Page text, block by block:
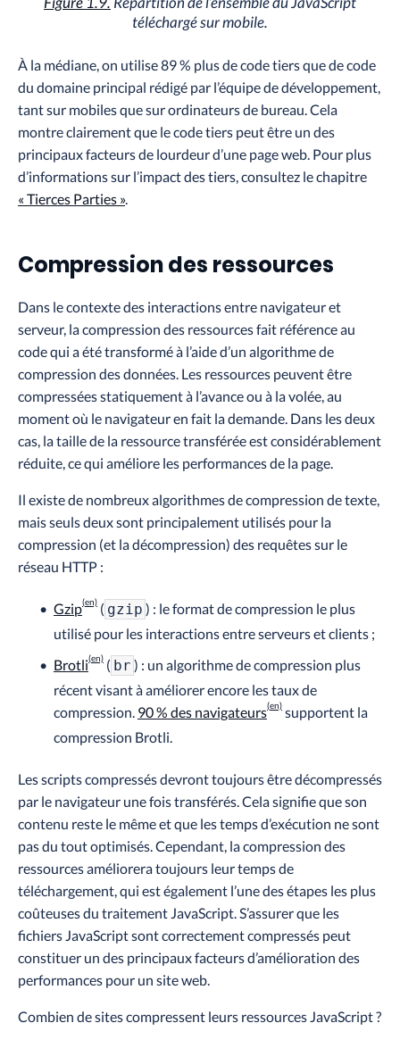
téléchargé sur mobile.
À la médiane, on utilise 89 % plus de code tiers que de code
du domaine principal rédigé par l’équipe de développement,
tant sur mobiles que sur ordinateurs de bureau. Cela
montre clairement que le code tiers peut être un des
principaux facteurs de lourdeur d’une page web. Pour plus
d’informations sur l’impact des tiers, consultez le chapitre
« Tierces Parties ».
Compression des ressources
Dans le contexte des interactions entre navigateur et
serveur, la compression des ressources fait référence au
code qui a été transformé à l’aide d’un algorithme de
compression des données. Les ressources peuvent être
compressées statiquement à l’avance ou à la volée, au
moment où le navigateur en fait la demande. Dans les deux
cas, la taille de la ressource transférée est considérablement
réduite, ce qui améliore les performances de la page.
Il existe de nombreux algorithmes de compression de texte,
mais seuls deux sont principalement utilisés pour la
compression (et la décompression) des requêtes sur le
réseau HTTP :
Gzip ( gzip ) : le format de compression le plus
utilisé pour les interactions entre serveurs et clients ;
Brotli
( br ) : un algorithme de compression plus
récent visant à améliorer encore les taux de
compression. 90 % des navigateurs
supportent la
compression Brotli.
Les scripts compressés devront toujours être décompressés
par le navigateur une fois transférés. Cela signifie que son
contenu reste le même et que les temps d’exécution ne sont
pas du tout optimisés. Cependant, la compression des
ressources améliorera toujours leur temps de
téléchargement, qui est également l’une des étapes les plus
coûteuses du traitement JavaScript. S’assurer que les
fichiers JavaScript sont correctement compressés peut
constituer un des principaux facteurs d’amélioration des
performances pour un site web.
Combien de sites compressent leurs ressources JavaScript ?